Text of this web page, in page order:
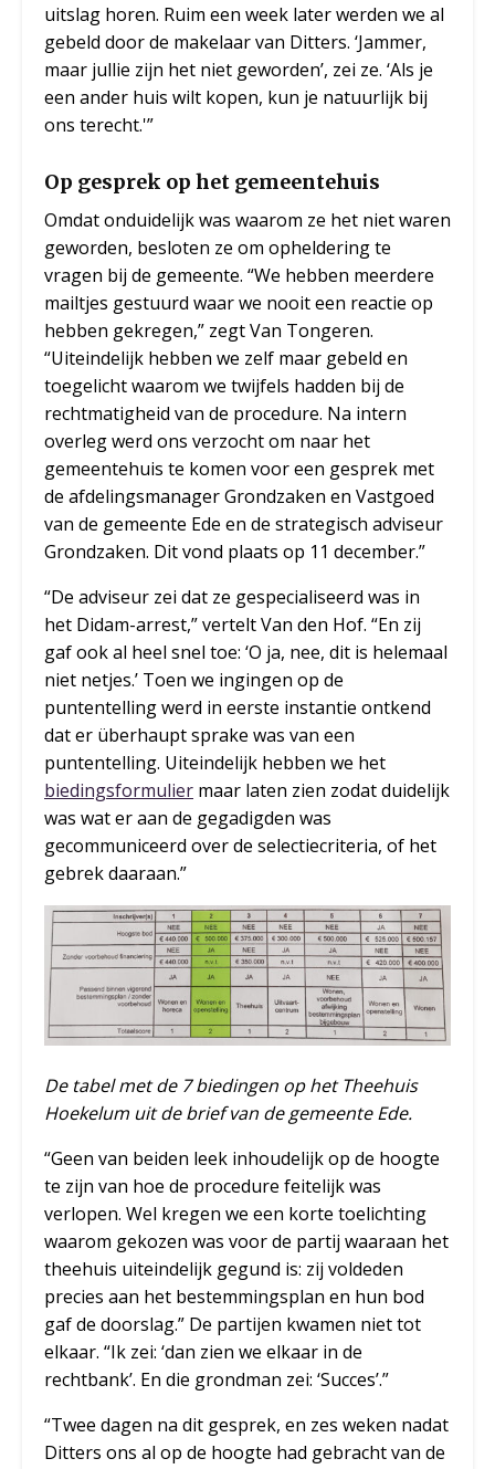
uitslag horen. Ruim een week later werden we al
gebeld door de makelaar van Ditters. ‘Jammer,
maar jullie zijn het niet geworden’, zei ze. ‘Als je
een ander huis wilt kopen, kun je natuurlijk bij
ons terecht.'”
Op gesprek op het gemeentehuis
Omdat onduidelijk was waarom ze het niet waren
geworden, besloten ze om opheldering te
vragen bij de gemeente. “We hebben meerdere
mailtjes gestuurd waar we nooit een reactie op
hebben gekregen,” zegt Van Tongeren.
“Uiteindelijk hebben we zelf maar gebeld en
toegelicht waarom we twijfels hadden bij de
rechtmatigheid van de procedure. Na intern
overleg werd ons verzocht om naar het
gemeentehuis te komen voor een gesprek met
de afdelingsmanager Grondzaken en Vastgoed
van de gemeente Ede en de strategisch adviseur
Grondzaken. Dit vond plaats op 11 december.”
“De adviseur zei dat ze gespecialiseerd was in
het Didam-arrest,” vertelt Van den Hof. “En zij
gaf ook al heel snel toe: ‘O ja, nee, dit is helemaal
niet netjes.’ Toen we ingingen op de
puntentelling werd in eerste instantie ontkend
dat er überhaupt sprake was van een
puntentelling. Uiteindelijk hebben we het
biedingsformulier maar laten zien zodat duidelijk
was wat er aan de gegadigden was
gecommuniceerd over de selectiecriteria, of het
gebrek daaraan.”
De tabel met de 7 biedingen op het Theehuis
Hoekelum uit de brief van de gemeente Ede.
“Geen van beiden leek inhoudelijk op de hoogte
te zijn van hoe de procedure feitelijk was
verlopen. Wel kregen we een korte toelichting
waarom gekozen was voor de partij waaraan het
theehuis uiteindelijk gegund is: zij voldeden
precies aan het bestemmingsplan en hun bod
gaf de doorslag.” De partijen kwamen niet tot
elkaar. “Ik zei: ‘dan zien we elkaar in de
rechtbank’. En die grondman zei: ‘Succes’.”
“Twee dagen na dit gesprek, en zes weken nadat
Ditters ons al op de hoogte had gebracht van de